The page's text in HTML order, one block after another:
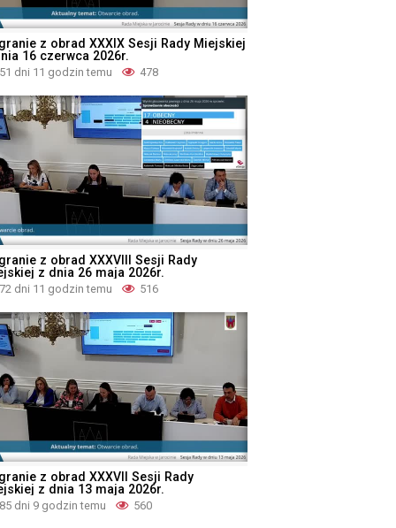
z obrad XXXIX Sesji Rady Miejskiej
16 czerwca 2026r.
51 dni 11 godzin temu 478
z obrad XXXVIII Sesji Rady
z dnia 26 maja 2026r.
72 dni 11 godzin temu 516
z obrad XXXVII Sesji Rady
z dnia 13 maja 2026r.
85 dni 9 godzin temu 560